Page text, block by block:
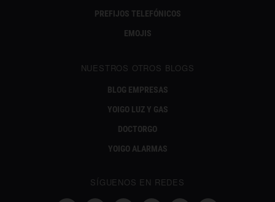
PREFIJOS TELEFÓNICOS
EMOJIS
NUESTROS OTROS BLOGS
BLOG EMPRESAS
YOIGO LUZ Y GAS
DOCTORGO
YOIGO ALARMAS
SÍGUENOS EN REDES